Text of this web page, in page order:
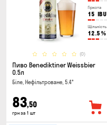
Гіркота
15 IBU
Щільність
12.5 %
(0)
Пиво Benediktiner Weissbier
0.5л
Біле, Нефільтроване, 5.4°
83,50
грн за 1 шт